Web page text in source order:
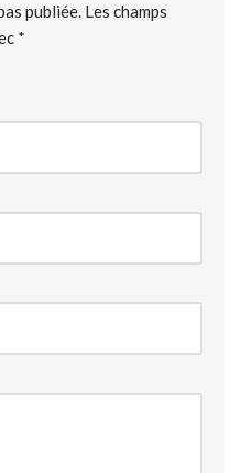
publiée. Les champs
*